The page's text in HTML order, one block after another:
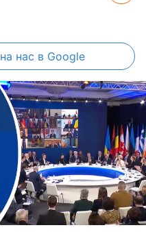
на нас в Google